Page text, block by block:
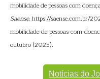
mobilidade de pessoas com
Saense. https://saense.com.br/
mobilidade-de-pessoas-com-
outubro (2025).
Notícias do